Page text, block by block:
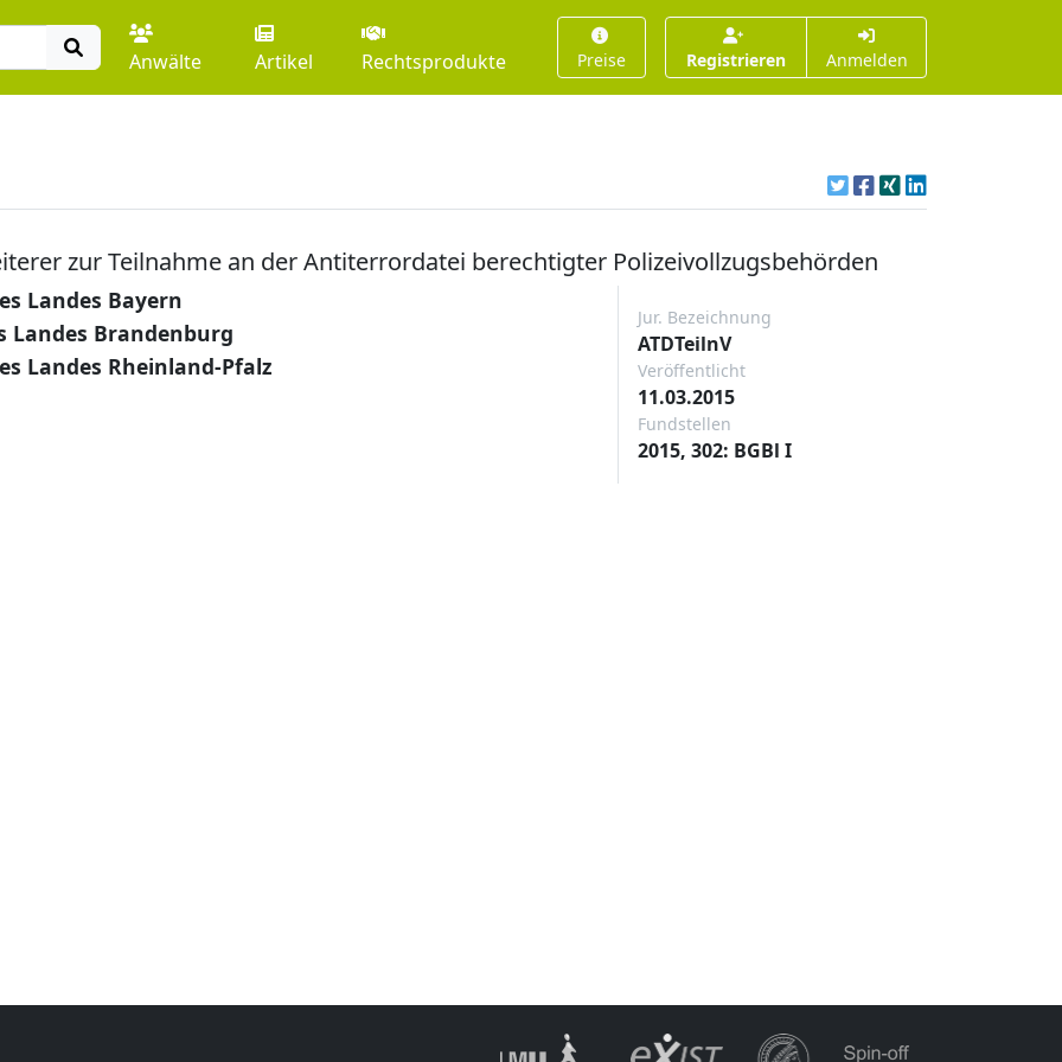
Anwälte Artikel Rechtsprodukte Preise Registrieren Anmelden
zur Teilnahme an der Antiterrordatei berechtigter Polizeivollzugsbehörden
Landes Bayern
Landes Brandenburg
Landes Rheinland-Pfalz
Jur. Bezeichnung
ATDTeilnV
Veröffentlicht
11.03.2015
Fundstellen
2015, 302: BGBl I